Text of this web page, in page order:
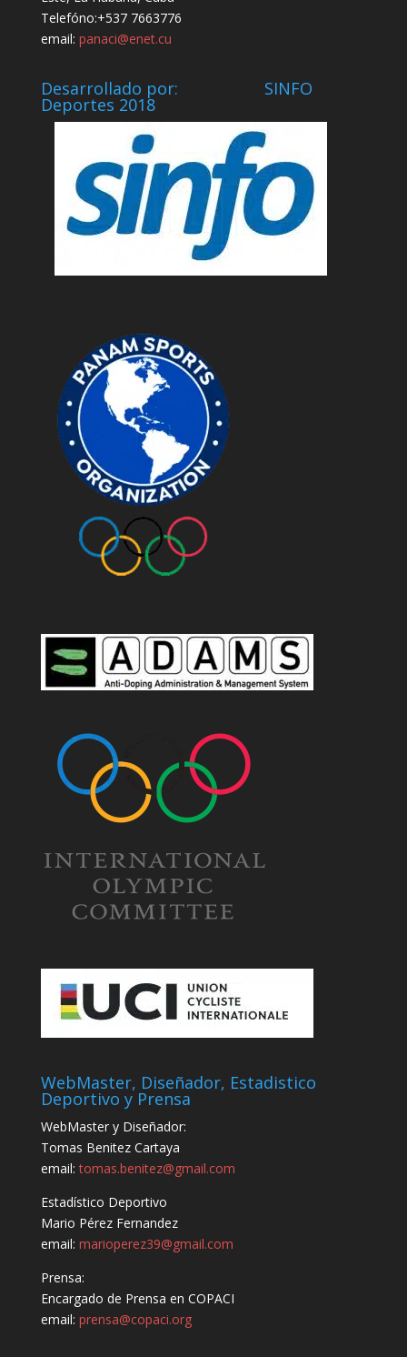
Telefóno:+537 7663776
email: panaci@enet.cu
Desarrollado por: SINFO
Deportes 2018
WebMaster, Diseñador, Estadistico
Deportivo y Prensa
WebMaster y Diseñador:
Tomas Benitez Cartaya
email:tomas.benitez@gmail.com
Estadístico Deportivo
Mario Pérez Fernandez
email: marioperez39@gmail.com
Prensa:
Encargado de Prensa en COPACI
email: prensa@copaci.org